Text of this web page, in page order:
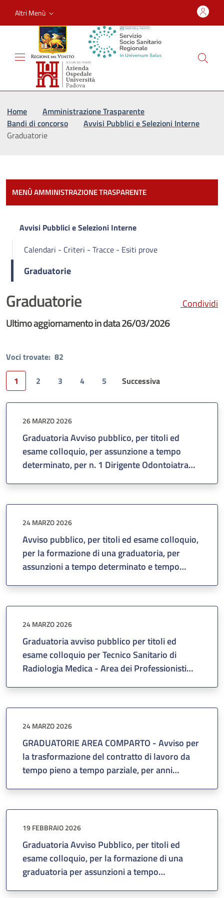
Altri Menù
Home
Amministrazione Trasparente
Bandi di concorso
Avvisi Pubblici e Selezioni Interne
Graduatorie
MENÙ AMMINISTRAZIONE TRASPARENTE
Avvisi Pubblici e Selezioni Interne
Calendari - Criteri - Tracce - Esiti prove
Graduatorie
Graduatorie Condividi
Ultimo aggiornamento in data 26/03/2026
Voci trovate: 82
1
2 3 4 5 Pagina
Successiva
26 MARZO 2026
Graduatoria Avviso pubblico, per titoli ed
esame colloquio, per assunzione a tempo
determinato, per n. 1 Dirigente Odontoiatra
Direttore Generale n. 466 del 06/03/2026.
24 MARZO 2026
Avviso pubblico, per titoli ed esame colloquio,
per la formazione di una graduatoria, per
assunzioni a tempo determinato e tempo
della Salute e dei Funzionari – Ruolo
Sanitario.
24 MARZO 2026
Graduatoria avviso pubblico per titoli ed
esame colloquio per Tecnico Sanitario di
Radiologia Medica - Area dei Professionisti
24 MARZO 2026
GRADUATORIE AREA COMPARTO - Avviso per
la trasformazione del contratto di lavoro da
tempo pieno a tempo parziale, per anni
del 20/03/2026.
19 FEBBRAIO 2026
Graduatoria Avviso Pubblico, per titoli ed
esame colloquio, per la formazione di una
graduatoria per assunzioni a tempo